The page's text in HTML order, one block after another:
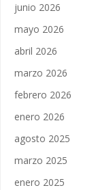
junio 2026
mayo 2026
abril 2026
marzo 2026
febrero 2026
enero 2026
agosto 2025
marzo 2025
enero 2025